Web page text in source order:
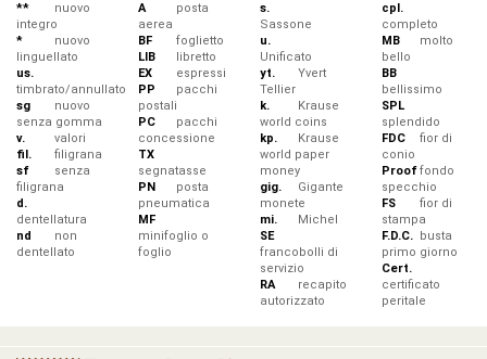
**
nuovo
integro
*
nuovo
linguellato
us.
timbrato/annullato
sg
nuovo
senza gomma
v.
valori
fil.
filigrana
sf
senza
filigrana
d.
dentellatura
nd
non
dentellato
A
posta
aerea
BF
foglietto
LIB
libretto
EX
espressi
PP
pacchi
postali
PC
pacchi
concessione
TX
segnatasse
PN
posta
pneumatica
MF
minifoglio o
foglio
s.
Sassone
u.
Unificato
yt.
Yvert
Tellier
k.
Krause
world coins
kp.
Krause
world paper
money
gig.
Gigante
monete
mi.
Michel
SE
francobolli di
servizio
RA
recapito
autorizzato
cpl.
completo
MB
molto
bello
BB
bellissimo
SPL
splendido
FDC
fior di
conio
Prooffondo
specchio
FS
fior di
stampa
F.D.C.
busta
primo giorno
Cert.
certificato
peritale